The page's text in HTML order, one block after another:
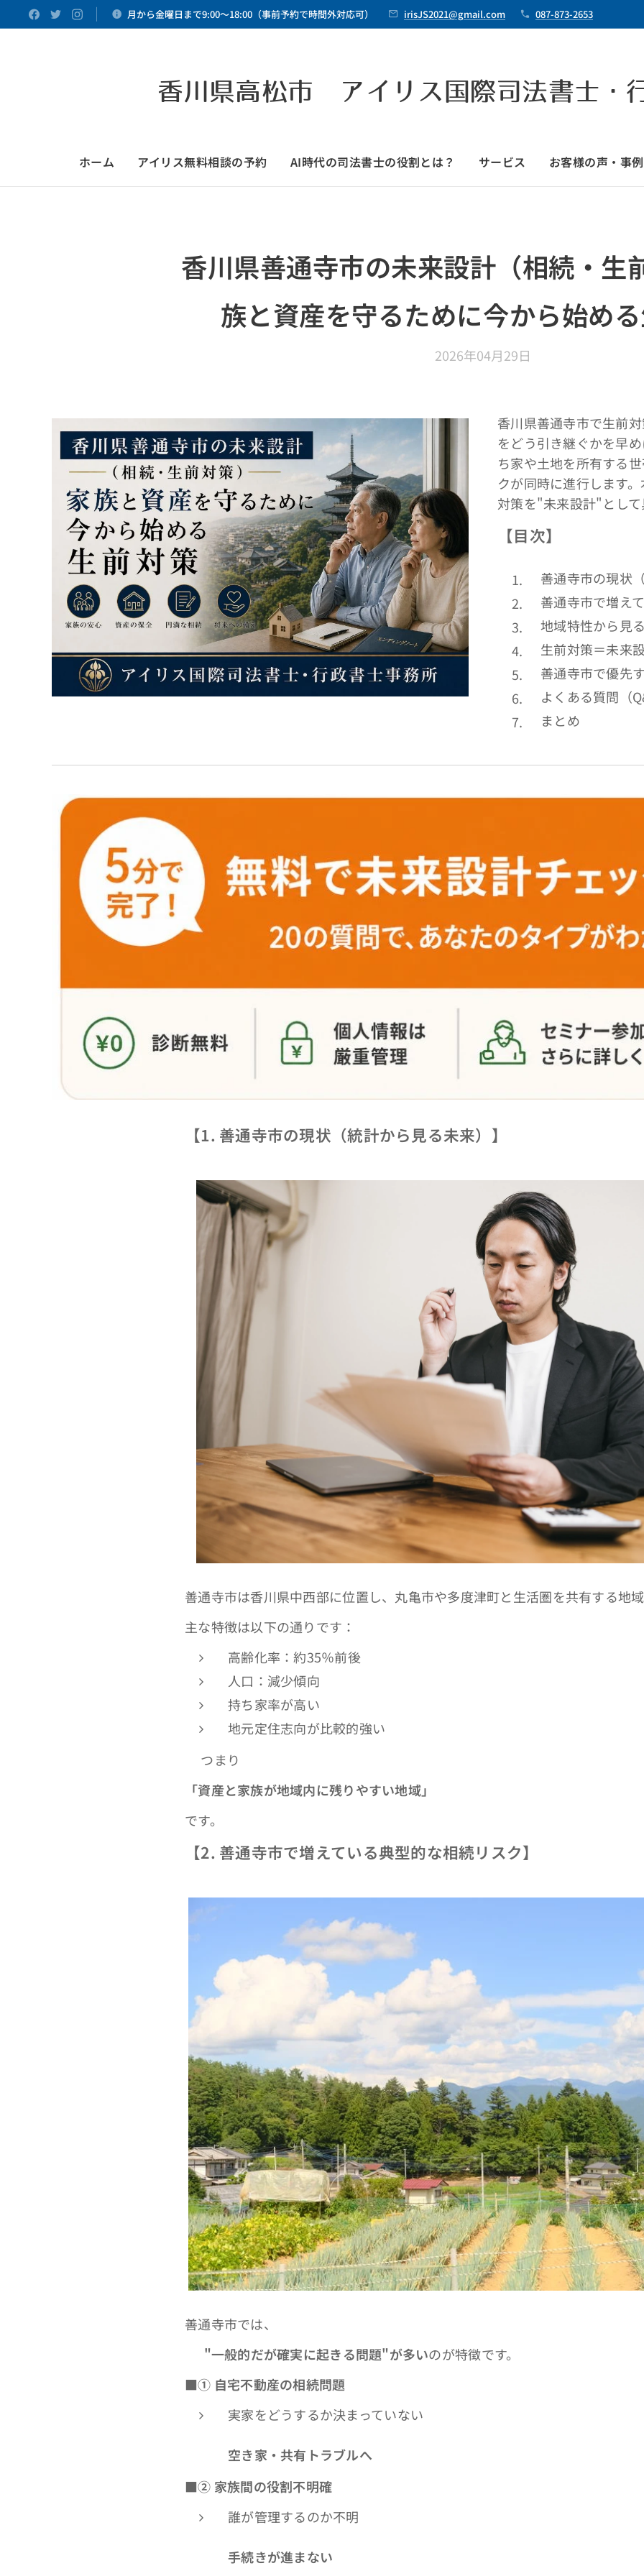
月から金曜日まで9:00～18:00（事前予約で時間外対応可） irisJS2021@gmail.com 087-873-2653
香川県高松市 アイリス国際司法書士・
ホーム アイリス無料相談の予約 AI時代の司法書士の役割とは？ サービス お客様の声・事例
香川県善通寺市の未来設計（相続・生
族と資産を守るために今から始め
2026年04月29日
香川県善通寺市で生前
をどう引き継ぐかを早
ち家や土地を所有する
クが同時に進行します
対策を"未来設計"とし
【目次】
善通寺市の現状
善通寺市で増え
地域特性から見
生前対策＝未来
善通寺市で優先
よくある質問（
まとめ
【1. 善通寺市の現状（統計から見る未来）】
善通寺市は香川県中西部に位置し、丸亀市や多度津町と生活圏を共有する地
主な特徴は以下の通りです：
高齢化率：約35％前後
人口：減少傾向
持ち家率が高い
地元定住志向が比較的強い
👉つまり
「資産と家族が地域内に残りやすい地域」
です。
【2. 善通寺市で増えている典型的な相続リスク】
善通寺市では、
"一般的だが確実に起きる問題"が多いのが特徴です。
■① 自宅不動産の相続問題
実家をどうするか決まっていない
空き家・共有トラブルへ
■② 家族間の役割不明確
誰が管理するのか不明
手続きが進まない